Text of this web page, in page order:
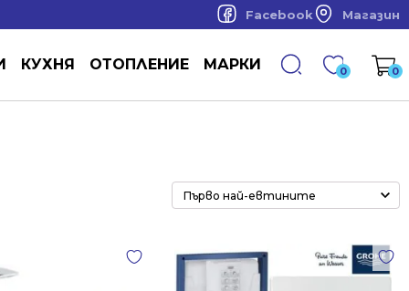
Facebook Магазин
КУХНЯ ОТОПЛЕНИЕ МАРКИ 0 0